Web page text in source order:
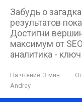
Забудь о
результатов
Достигни
максимум от
аналитика -
На чтение: 3 мин
Andrey